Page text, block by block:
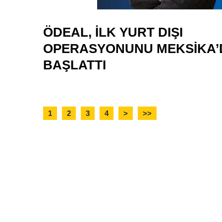
ÖDEAL, İLK YURT DIŞI
OPERASYONUNU
BAŞLATTI
1 2 3 4 > >>